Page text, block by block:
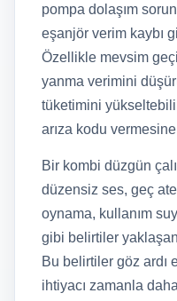
pompa dolaşım
eşanjör verim kaybı
Özellikle mevsim
yanma verimini
tüketimini
arıza kodu
Bir kombi düzgün
düzensiz ses, geç
oynama, kullanım
gibi belirtiler
Bu belirtiler göz ardı
ihtiyacı zamanla